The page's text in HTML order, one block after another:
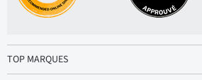
TOP MARQUES